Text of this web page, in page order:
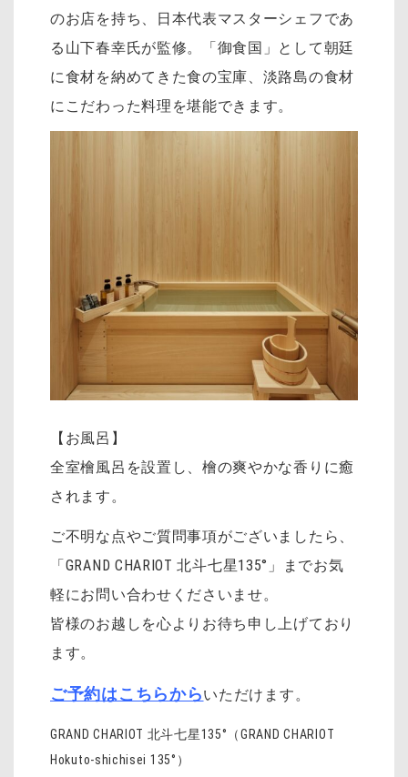
のお店を持ち、日本代表マスターシェフであ
る山下春幸氏が監修。「御食国」として朝廷
に食材を納めてきた食の宝庫、淡路島の食材
にこだわった料理を堪能できます。
【お風呂】
全室檜風呂を設置し、檜の爽やかな香りに癒
されます。
ご不明な点やご質問事項がございましたら、
「GRAND CHARIOT 北斗七星135°」までお気
軽にお問い合わせくださいませ。
皆様のお越しを心よりお待ち申し上げており
ます。
ご予約はこちらからいただけます。
GRAND CHARIOT 北斗七星135°（GRAND CHARIOT
Hokuto-shichisei 135°）